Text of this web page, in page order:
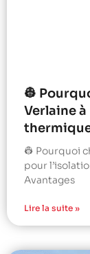
👷
Verlaine
👷 Pourquoi
pour
Avantages
Lire la suite »